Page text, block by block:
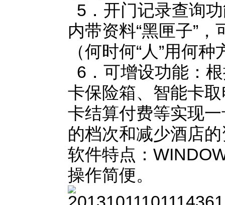
5．开门记录查询
内带资料“黑匣子”
（何时何“人”用何
6．可增设功能：
卡保险箱、智能卡
卡结算付费等实现
的档次和减少酒店
软件特点：
操作简便。